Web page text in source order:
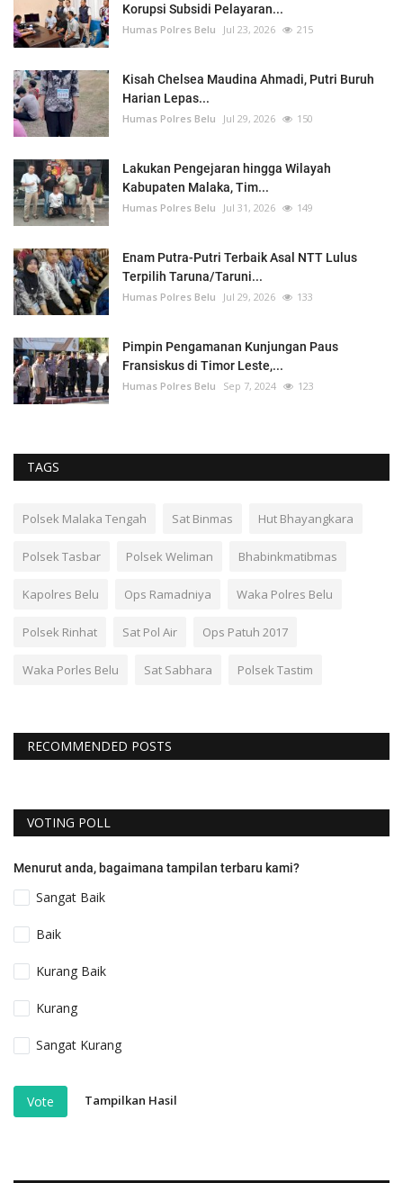
Korupsi Subsidi Pelayaran...
Humas Polres Belu Jul 23, 2026 215
Kisah Chelsea Maudina Ahmadi, Putri Buruh
Harian Lepas...
Humas Polres Belu Jul 29, 2026 150
Lakukan Pengejaran hingga Wilayah
Kabupaten Malaka, Tim...
Humas Polres Belu Jul 31, 2026 149
Enam Putra-Putri Terbaik Asal NTT Lulus
Terpilih Taruna/Taruni...
Humas Polres Belu Jul 29, 2026 133
Pimpin Pengamanan Kunjungan Paus
Fransiskus di Timor Leste,...
Humas Polres Belu Sep 7, 2024 123
TAGS
Polsek Malaka Tengah Sat Binmas Hut Bhayangkara
Polsek Tasbar Polsek Weliman Bhabinkmatibmas
Kapolres Belu Ops Ramadniya Waka Polres Belu
Polsek Rinhat Sat Pol Air Ops Patuh 2017
Waka Porles Belu Sat Sabhara Polsek Tastim
RECOMMENDED POSTS
VOTING POLL
Menurut anda, bagaimana tampilan terbaru kami?
Sangat Baik
Baik
Kurang Baik
Kurang
Sangat Kurang
Vote Tampilkan Hasil